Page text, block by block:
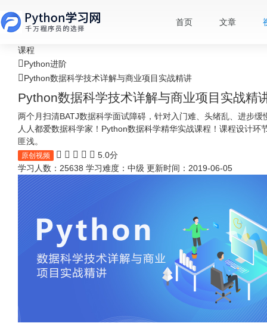
首页 文章
课程
Python进阶
Python数据科学技术详解与商业项目实战精讲
Python数据科学技术详解与商业项目实战精
两个月扫清BATJ数据科学面试障碍，针对入门难、头绪乱、进步
人人都爱数据科学家！Python数据科学精华实战课程！课程设计
匪浅。
原创视频
5.0分
学习人数：25638 学习难度：中级 更新时间：2019-06-05